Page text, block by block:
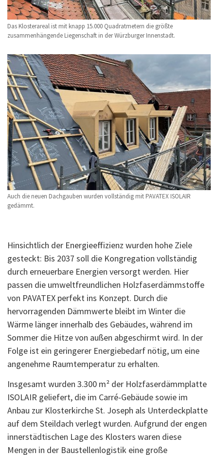
Das Klosterareal ist mit knapp 15.000 Quadratmetern die größte
zusammenhängende Liegenschaft in der Würzburger Innenstadt.
Auch die neuen Dachgauben wurden vollständig mit PAVATEX ISOLAIR
gedämmt.
Hinsichtlich der Energieeffizienz wurden hohe Ziele
gesteckt: Bis 2037 soll die Kongregation vollständig
durch erneuerbare Energien versorgt werden. Hier
passen die umweltfreundlichen Holzfaserdämmstoffe
von PAVATEX perfekt ins Konzept. Durch die
hervorragenden Dämmwerte bleibt im Winter die
Wärme länger innerhalb des Gebäudes, während im
Sommer die Hitze von außen abgeschirmt wird. In der
Folge ist ein geringerer Energiebedarf nötig, um eine
angenehme Raumtemperatur zu erhalten.
Insgesamt wurden 3.300 m² der Holzfaserdämmplatte
ISOLAIR geliefert, die im Carré-Gebäude sowie im
Anbau zur Klosterkirche St. Joseph als Unterdeckplatte
auf dem Steildach verlegt wurden. Aufgrund der engen
innerstädtischen Lage des Klosters waren diese
Mengen in der Baustellenlogistik eine große